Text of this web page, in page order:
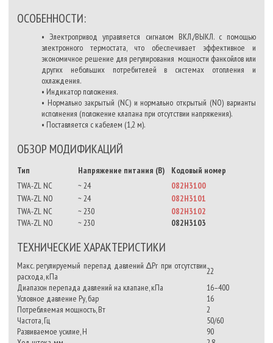
ОСОБЕННОСТИ:
• Электропривод управляется сигналом ВКЛ./ВЫКЛ. с помощью
электронного термостата, что обеспечивает эффективное и
экономичное решение для регулирования мощности фанкойлов или
других небольших потребителей в системах отопления и
охлаждения.
• Индикатор положения.
• Нормально закрытый (NC) и нормально открытый (NO) варианты
исполнения (положение клапана при отсутствии напряжения).
• Поставляется с кабелем (1,2 м).
ОБЗОР МОДИФИКАЦИЙ
Тип Напряжение питания (В)
Кодовый номер
TWA-ZL NC
~ 24
082H3100
TWA-ZL NO
~ 24
082H3101
TWA-ZL NC
~ 230
082H3102
TWA-ZL NO
~ 230 082H3103
ТЕХНИЧЕСКИЕ ХАРАКТЕРИСТИКИ
Макс. регулируемый перепад давлений ∆Рr при отсутствии
расхода, кПа
22
Диапазон перепада давлений на клапане, кПа
16–400
Условное давление Pу, бар
16
Потребляемая мощность, Вт
2
Частота, Гц
50/60
Развиваемое усилие, Н
90